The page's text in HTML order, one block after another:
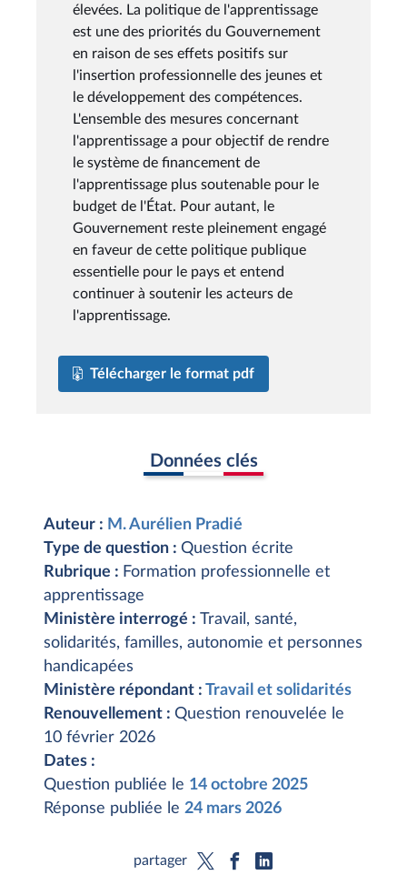
élevées. La politique de l'apprentissage
est une des priorités du Gouvernement
en raison de ses effets positifs sur
l'insertion professionnelle des jeunes et
le développement des compétences.
L'ensemble des mesures concernant
l'apprentissage a pour objectif de rendre
le système de financement de
l'apprentissage plus soutenable pour le
budget de l'État. Pour autant, le
Gouvernement reste pleinement engagé
en faveur de cette politique publique
essentielle pour le pays et entend
continuer à soutenir les acteurs de
l'apprentissage.
Télécharger le format pdf
Données clés
Auteur : M. Aurélien Pradié
Type de question : Question écrite
Rubrique : Formation professionnelle et
apprentissage
Ministère interrogé : Travail, santé,
solidarités, familles, autonomie et personnes
handicapées
Ministère répondant : Travail et solidarités
Renouvellement : Question renouvelée le
10 février 2026
Dates :
Question publiée le 14 octobre 2025
Réponse publiée le 24 mars 2026
partager